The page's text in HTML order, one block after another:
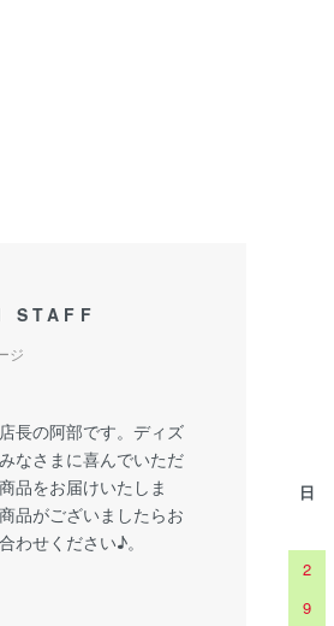
STAFF
ジ
長の阿部です。ディズ
なさまに喜んでいただ
品をお届けいたしま
品がございましたらお
わせください♪。
日
2
9